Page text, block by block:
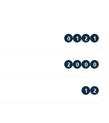
0 1 2 1
2 0 0 0
1 2